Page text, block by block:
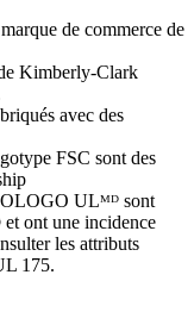
de commerce de
Kimberly-Clark
avec des
FSC sont des
ULᴹᴰ sont
ont une incidence
les attributs
175.